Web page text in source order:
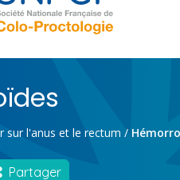
sur l'anus et le rectum /
Partager